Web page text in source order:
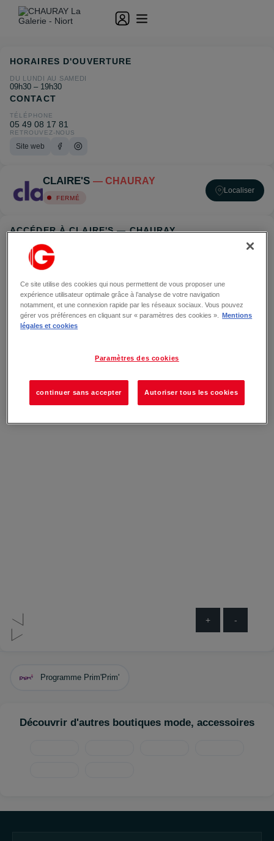
CLAIRE'S — CHAURAY
FERMÉ
Localiser
ACCÉDER À CLAIRE'S — CHAURAY
+ -
HORAIRES D'OUVERTURE
DU LUNDI AU SAMEDI
09h30 – 19h30
CONTACT
TÉLÉPHONE
05 49 08 17 81
RETROUVEZ-NOUS
Site web
Programme Prim'Prim'
Découvrir d'autres boutiques mode, accessoires
Ce site utilise des cookies qui nous permettent de vous proposer une
expérience utilisateur optimale grâce à l’analyse de votre navigation
notamment, et une connexion rapide par les réseaux sociaux. Vous pouvez
gérer vos préférences en cliquant sur « paramètres des cookies ».
Mentions
légales et cookies
Paramètres des cookies
continuer sans accepter Autoriser tous les cookies